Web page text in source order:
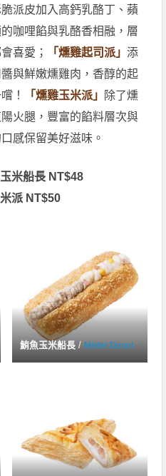
派皮加入高鈣乳酪丁、蘋
咖哩餡與乳酪香相融，層
喜愛；
「燻雞起司派」添
與鮮嫩燻雞肉，香醇的起
！
「燻雞玉米派」 除了燻
火腿，豐富的餡料層次與
感保留美好滋味。
米船長 NT$48
派 NT$50
鮪魚玉米船長 / Mister Donut